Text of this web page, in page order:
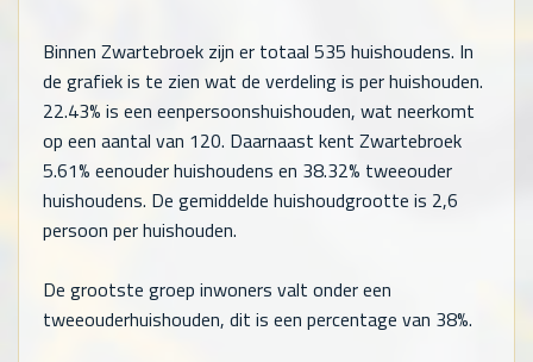
Binnen Zwartebroek zijn er totaal 535 huishoudens. In
de grafiek is te zien wat de verdeling is per huishouden.
22.43% is een eenpersoonshuishouden, wat neerkomt
op een aantal van 120. Daarnaast kent Zwartebroek
5.61% eenouder huishoudens en 38.32% tweeouder
huishoudens. De gemiddelde huishoudgrootte is 2,6
persoon per huishouden.
De grootste groep inwoners valt onder een
tweeouderhuishouden, dit is een percentage van 38%.